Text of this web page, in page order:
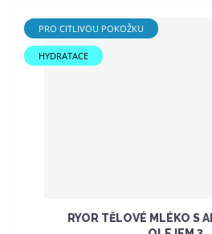
PRO CITLIVOU POKOŽKU
HYDRATACE
RYOR TĚLOVÉ MLÉKO S